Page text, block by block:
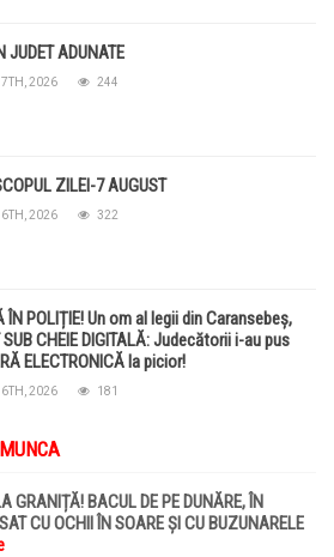
JUDET ADUNATE
2026 244
ZILEI-7 AUGUST
2026 322
ÎN POLIȚIE! Un om al legii din Caransebeș,
SUB CHEIE DIGITALĂ: Judecătorii i-au pus
ELECTRONICĂ la picior!
2026 181
GRANIȚĂ! BACUL DE PE DUNĂRE, ÎN
CU OCHII ÎN SOARE ȘI CU BUZUNARELE